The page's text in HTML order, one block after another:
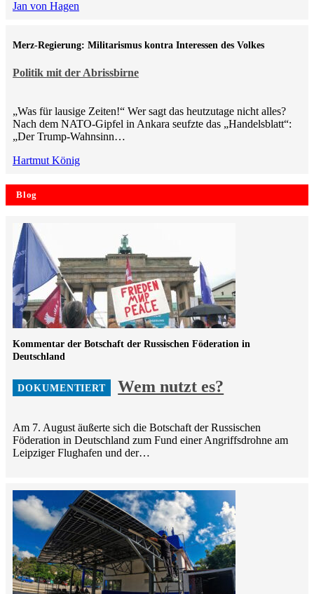
Jan von Hagen
Politik mit der Abrissbirne
Merz-Regierung: Militarismus kontra Inte­ressen des Volkes
„Was für lausige Zeiten!“ Wer sagt das heutzutage nicht alles?
Nach dem NATO-Gipfel in Ankara seufzte das „Handelsblatt“:
„Der Trump-Wahnsinn…
Hartmut König
Blog
Wem nutzt es?
Kommentar der Botschaft der Russischen Föderation in
Deutschland
Am 7. August äußerte sich die Botschaft der Russischen
Föderation in Deutschland zum Fund einer Angriffsdrohne am
Leipziger Flughafen und der…